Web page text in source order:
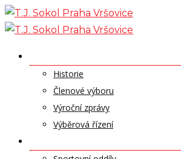
Skip
to
Historie
Členové výboru
Výroční zprávy
Výběrová řízení